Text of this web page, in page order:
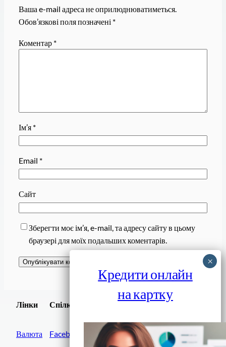
Ваша e-mail адреса не оприлюднюватиметься.
Обов’язкові поля позначені *
Коментар *
Ім’я *
Email *
Сайт
Зберегти моє ім’я, e-mail, та адресу сайту в цьому
браузері для моїх подальших коментарів.
Лінки
Валюта
Спілки
Facebook
Завантажити
Кредити онлайн
на картку